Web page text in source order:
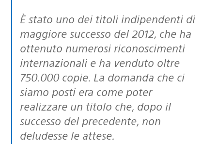
È stato uno dei titoli indipendenti di
maggiore successo del 2012, che ha
ottenuto numerosi riconoscimenti
internazionali e ha venduto oltre
750.000 copie. La domanda che ci
siamo posti era come poter
realizzare un titolo che, dopo il
successo del precedente, non
deludesse le attese.